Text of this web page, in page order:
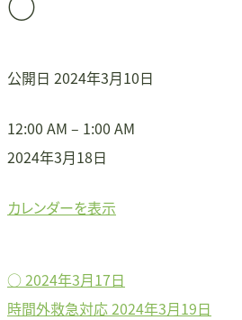
公開日 2024年3月10日
○
12:00 AM – 1:00 AM
2024年3月18日
カレンダーを表示
投
○ 2024年3月17日
時間外救急対応 2024年3月19日